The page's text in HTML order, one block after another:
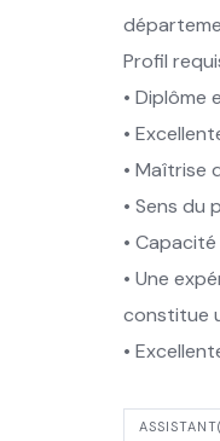
Profil
• Diplôme
•
• Maîtrise
• Sens du
•
• Une
constitue
•